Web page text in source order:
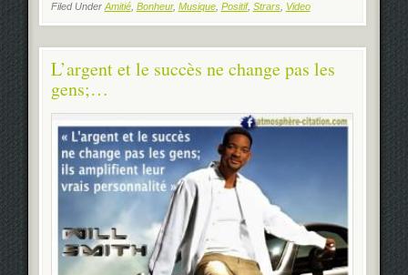
Filed Under Amitié, Bonheur, Musique, Positif, Strars, Video
L’argent et le succès ne change pas les
gens;…